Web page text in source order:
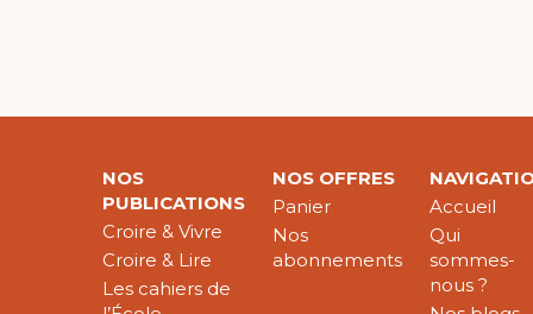
NOS
PUBLICATIONS
Croire & Vivre
Croire & Lire
Les cahiers de
NOS OFFRES
Panier
Nos
abonnements
Accueil
Qui
sommes-
nous ?